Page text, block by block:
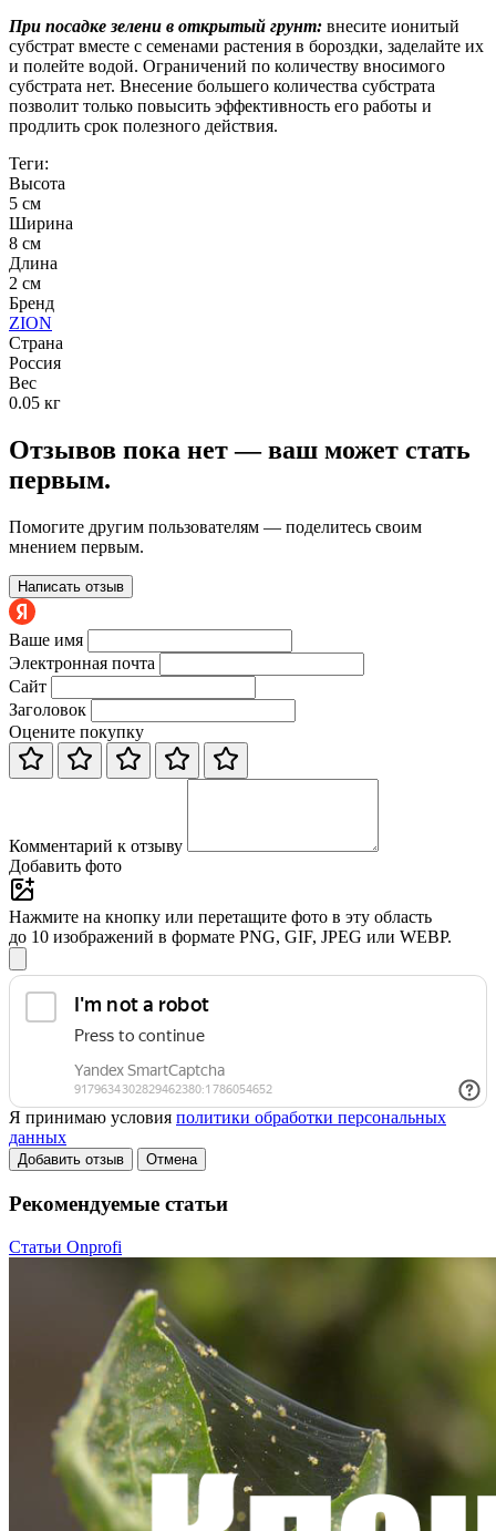
При посадке зелени в открытый грунт: внесите ионитый
субстрат вместе с семенами растения в бороздки, заделайте их
и полейте водой. Ограничений по количеству вносимого
субстрата нет. Внесение большего количества субстрата
позволит только повысить эффективность его работы и
продлить срок полезного действия.
Теги:
Высота
5 см
Ширина
8 см
Длина
2 см
Бренд
ZION
Страна
Россия
Вес
0.05 кг
Отзывов пока нет — ваш может стать
первым.
Помогите другим пользователям — поделитесь своим
мнением первым.
Написать отзыв
Ваше имя
Электронная почта
Сайт
Заголовок
Оцените покупку
Комментарий к отзыву
Добавить фото
Нажмите на кнопку или перетащите фото в эту область
до 10 изображений в формате PNG, GIF, JPEG или WEBP.
Я принимаю условия политики обработки персональных
данных
Добавить отзыв Отмена
Рекомендуемые статьи
Статьи Onprofi